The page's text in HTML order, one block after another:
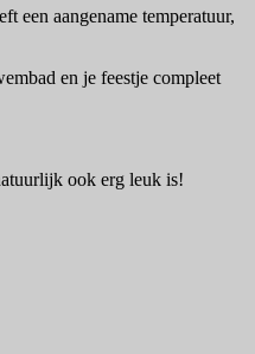
een aangename temperatuur,
en je feestje compleet
ook erg leuk is!